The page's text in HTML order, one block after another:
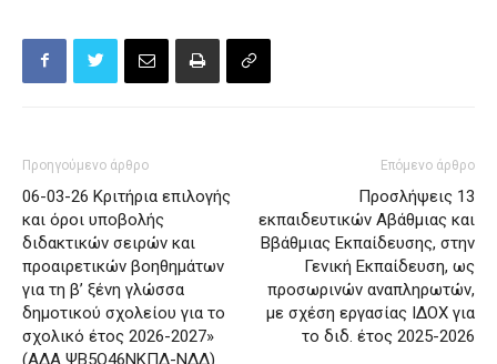
Προηγούμενο άρθρο
06-03-26 Κριτήρια επιλογής
και όροι υποβολής
διδακτικών σειρών και
προαιρετικών βοηθημάτων
για τη β’ ξένη γλώσσα
δημοτικού σχολείου για το
σχολικό έτος 2026-2027»
(ΑΔΑ ΨΒ5Ο46ΝΚΠΔ-ΝΔΔ)
Επόμενο άρθρο
Προσλήψεις 13
εκπαιδευτικών Αβάθμιας και
Ββάθμιας Εκπαίδευσης, στην
Γενική Εκπαίδευση, ως
προσωρινών αναπληρωτών,
με σχέση εργασίας ΙΔΟΧ για
το διδ. έτος 2025-2026